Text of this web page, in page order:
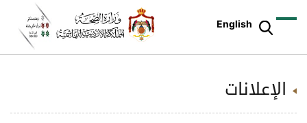
English
الإعلانات